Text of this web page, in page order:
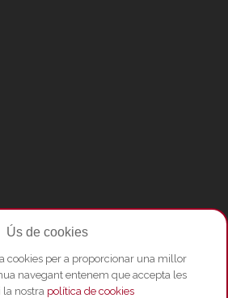
Youtube
Ús de cookies
cookies per a proporcionar una millor
navegant entenem que accepta les
la nostra política de cookies